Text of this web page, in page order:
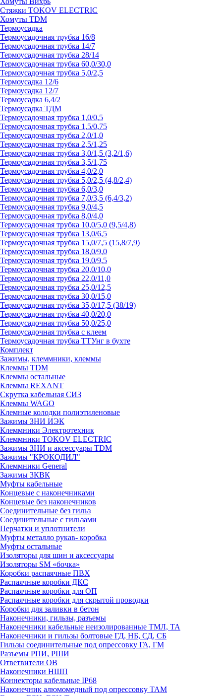
Стяжки TOKOV ELECTRIC
Хомуты TDM
Термоусадка
Термоусадочная трубка 16/8
Термоусадочная трубка 14/7
Термоусадочная трубка 28/14
Термоусадочная трубка 60,0/30,0
Термоусадочная трубка 5,0/2,5
Термоусадка 12/6
Термоусадка 12/7
Термоусадка 6,4/2
Термоусадка ТДМ
Термоусадочная трубка 1,0/0,5
Термоусадочная трубка 1,5/0,75
Термоусадочная трубка 2,0/1,0
Термоусадочная трубка 2,5/1,25
Термоусадочная трубка 3,0/1,5 (3,2/1,6)
Термоусадочная трубка 3,5/1,75
Термоусадочная трубка 4,0/2,0
Термоусадочная трубка 5,0/2,5 (4,8/2,4)
Термоусадочная трубка 6,0/3,0
Термоусадочная трубка 7,0/3,5 (6,4/3,2)
Термоусадочная трубка 9,0/4,5
Термоусадочная трубка 8,0/4,0
Термоусадочная трубка 10,0/5,0 (9,5/4,8)
Термоусадочная трубка 13,0/6,5
Термоусадочная трубка 15,0/7,5 (15,8/7,9)
Термоусадочная трубка 18,0/9,0
Термоусадочная трубка 19,0/9,5
Термоусадочная трубка 20,0/10,0
Термоусадочная трубка 22,0/11,0
Термоусадочная трубка 25,0/12,5
Термоусадочная трубка 30,0/15,0
Термоусадочная трубка 35,0/17,5 (38/19)
Термоусадочная трубка 40,0/20,0
Термоусадочная трубка 50,0/25,0
Термоусадочная трубка с клеем
Термоусадочная трубка ТТУнг в бухте
Комплект
Зажимы, клеммники, клеммы
Клеммы TDM
Клеммы остальные
Клеммы REXANT
Скрутка кабельная СИЗ
Клеммы WAGO
Клемные колодки полиэтиленовые
Зажимы ЗНИ ИЭК
Клеммники Электротехник
Клеммники TOKOV ELECTRIC
Зажимы ЗНИ и аксессуары TDM
Зажимы "КРОКОДИЛ"
Клеммники General
Зажимы 3КВК
Муфты кабельные
Концевые с наконечниками
Концевые без наконечников
Соединительные без гильз
Соединительные с гильзами
Перчатки и уплотнители
Муфты металло рукав- коробка
Муфты остальные
Изоляторы для шин и аксессуары
Изоляторы SM «бочка»
Коробки распаячные ПВХ
Распаячные коробки ДКС
Распаячные коробки для ОП
Распаячные коробки для скрытой проводки
Коробки для заливки в бетон
Наконечники, гильзы, разъемы
Наконечники кабельные неизолированные ТМЛ, ТА
Наконечники и гильзы болтовые ГД, НБ, СД, СБ
Гильзы соединительные под опрессовку ГА, ГМ
Разъемы РПИ, РШИ
Ответвители ОВ
Наконечники НШП
Коннекторы кабельные IP68
Наконечник алюмомедный под опрессовку ТАМ